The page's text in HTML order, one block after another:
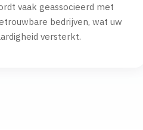
vaak geassocieerd met
bedrijven, wat uw
versterkt.